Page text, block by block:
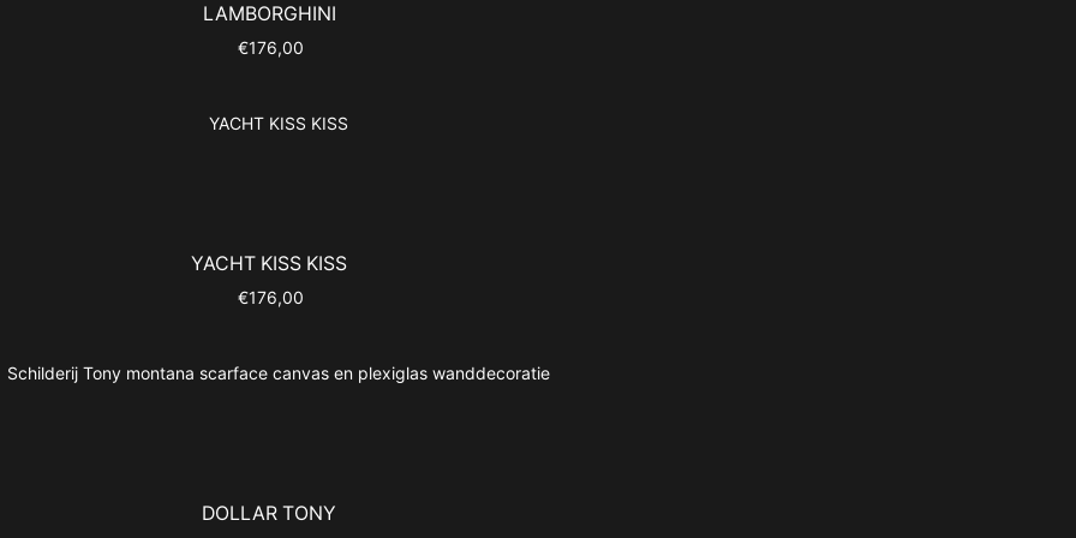
LAMBORGHINI
Oorspronkelijke
€195,00.
€176,00
€176,00.
YACHT KISS KISS
Oorspronkelijke
€195,00.
€176,00
€176,00.
DOLLAR TONY